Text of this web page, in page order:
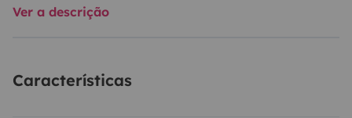
4 pneus 4 saisons changés le 25/12/25
Idéal pour un couple avec ou sans enfants, pour
Ver a descrição
Características